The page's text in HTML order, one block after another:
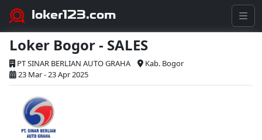
loker123.com
Loker Bogor - SALES
PT SINAR BERLIAN AUTO GRAHA
Kab. Bogor
23 Mar - 23 Apr 2025